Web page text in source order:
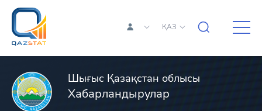
ҚАЗ
Шығыс Қазақстан облысы
Хабарландырулар